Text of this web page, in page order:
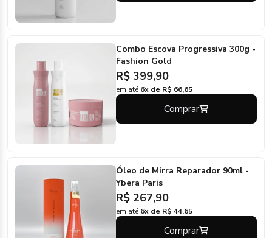
Combo Escova Progressiva 300g -
Fashion Gold
R$ 399,90
em até 6x de R$ 66,65
Comprar
Óleo de Mirra Reparador 90ml -
Ybera Paris
R$ 267,90
em até 6x de R$ 44,65
Comprar